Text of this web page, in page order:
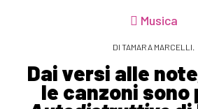
Musica
DI TAMARA MARCELLI.
Dai versi alle
le canzoni sono